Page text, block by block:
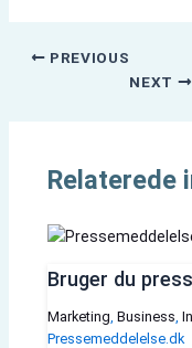
PREVIOUS
NEXT
Relaterede
Bruger du
Marketing Business
Pressemeddelelse.dk